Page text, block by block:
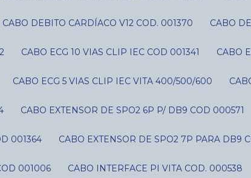
CABO DEBITO CARDÍACO V12 COD. 001370 CABO
CABO ECG 10 VIAS CLIP IEC COD 001341 CABO
CABO ECG 5 VIAS CLIP IEC VITA 400/500/600
CABO EXTENSOR DE SPO2 6P P/ DB9 COD 000571
001364 CABO EXTENSOR DE SPO2 7P PARA DB9
001006 CABO INTERFACE PI VITA COD. 000538